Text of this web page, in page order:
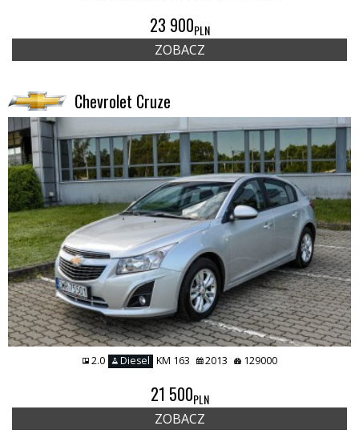
23 900PLN
ZOBACZ
Chevrolet Cruze
2.0 Diesel KM 163 2013 129000
21 500PLN
ZOBACZ